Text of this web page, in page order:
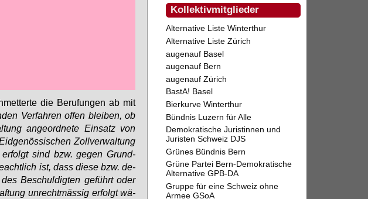
die Be­ru­fun­gen ab mit
Ver­fah­ren of­fen blei­ben, ob
an­ge­ord­ne­te Ein­satz von
Zoll­ver­wal­tung
er­folgt sind bzw. ge­gen Grund­
ist, dass die­se bzw. de­
Be­schul­dig­ten ge­führt oder
un­recht­mäs­sig er­folgt wä­
Kollektivmitglieder
Alternative Liste Winterthur
Alternative Liste Zürich
augenauf Basel
augenauf Bern
augenauf Zürich
BastA! Basel
Bierkurve Winterthur
Bündnis Luzern für Alle
Demokratische Juristinnen und
Juristen Schweiz DJS
Grünes Bündnis Bern
Grüne Partei Bern-Demokratische
Alternative GPB-DA
Gruppe für eine Schweiz ohne
Armee GSoA